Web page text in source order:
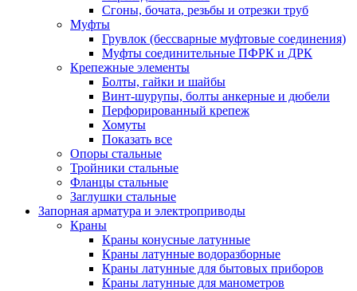
Сгоны, бочата, резьбы и отрезки труб
Муфты
Грувлок (бессварные муфтовые соединения)
Муфты соединительные ПФРК и ДРК
Крепежные элементы
Болты, гайки и шайбы
Винт-шурупы, болты анкерные и дюбели
Перфорированный крепеж
Хомуты
Показать все
Опоры стальные
Тройники стальные
Фланцы стальные
Заглушки стальные
Запорная арматура и электроприводы
Краны
Краны конусные латунные
Краны латунные водоразборные
Краны латунные для бытовых приборов
Краны латунные для манометров